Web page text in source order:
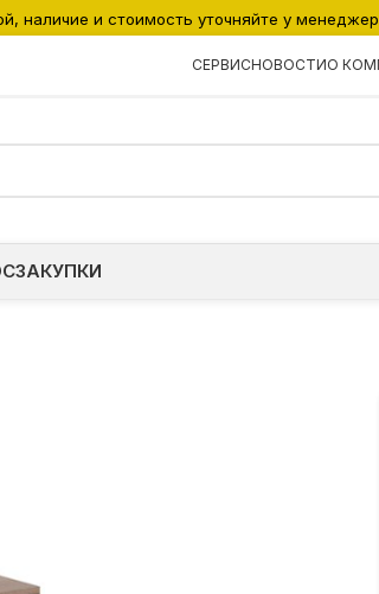
СЕРВИСНОВОСТИО
наличие и стоимость уточняйте у